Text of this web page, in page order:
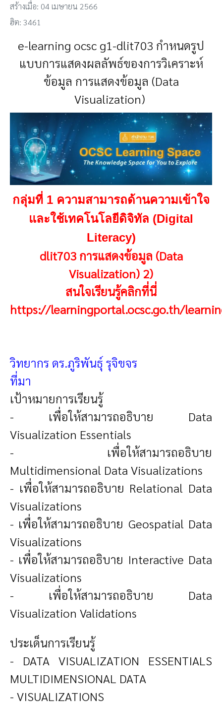
สร้างเมื่อ: 04 เมษายน 2566
ฮิต: 3461
e-learning ocsc g1-dlit703 กำหนดรูป
แบบการแสดงผลลัพธ์ของการวิเคราะห์
ข้อมูล การแสดงข้อมูล (Data
Visualization)
กลุ่มที่ 1 ความสามารถด้านความเข้าใจ
และใช้เทคโนโลยีดิจิทัล (Digital
Literacy)
dlit703 การแสดงข้อมูล (Data
Visualization) 2)
สนใจเรียนรู้คลิกที่นี่
https://learningportal.ocsc.go.th/
วิทยากร ดร.ภูริพันธุ์ รุจิขจร
ที่มา
เป้าหมายการเรียนรู้
- เพื่อให้สามารถอธิบาย Data
Visualization Essentials
- เพื่อให้สามารถอธิบาย
Multidimensional Data Visualizations
- เพื่อให้สามารถอธิบาย Relational Data
Visualizations
- เพื่อให้สามารถอธิบาย Geospatial Data
Visualizations
- เพื่อให้สามารถอธิบาย Interactive Data
Visualizations
- เพื่อให้สามารถอธิบาย Data
Visualization Validations
ประเด็นการเรียนรู้
- DATA VISUALIZATION ESSENTIALS
MULTIDIMENSIONAL DATA
- VISUALIZATIONS